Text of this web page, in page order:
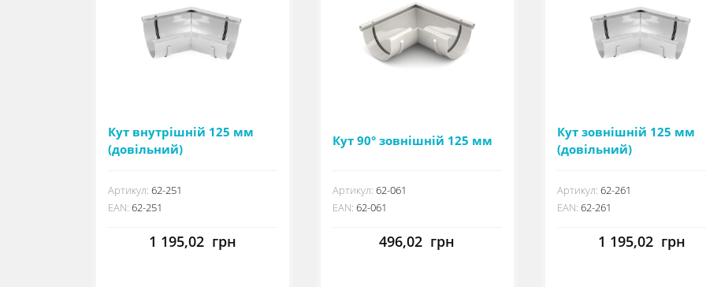
Кут внутрішній 125 мм
(довільний)
Артикул: 62-251
EAN: 62-251
1 195,02грн
Кут 90° зовнішній 125 мм
Артикул: 62-061
EAN: 62-061
496,02 грн
Кут зовнішній 125 мм
(довільний)
Артикул: 62-261
EAN: 62-261
1 195,02грн